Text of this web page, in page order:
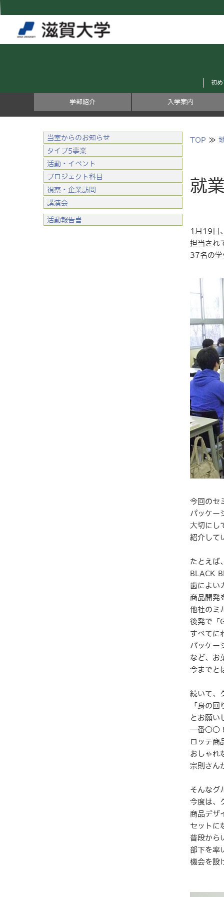
初め
学部紹介 入学案内
TOP ≫
就
1月19日
担当され
37名の学
今回のセ
パッケー
大切にし
紹介して
たとえば
BLACK
歯によい
商品開発
他社のミ
後発で「
すべてに
パッケー
など、お
今までと
続いて、
「身の
とお願い
一番○○！
ロッテ商
おしゃれ
宗則さん
そんなグ
今度は、
商品デザ
セットに
普段から
部下を率
機会を設
当室からのお知らせ
タイプ5事業
活動・イベント
プロジェクト科目
視察・企業訪問
講演会
活動報告書